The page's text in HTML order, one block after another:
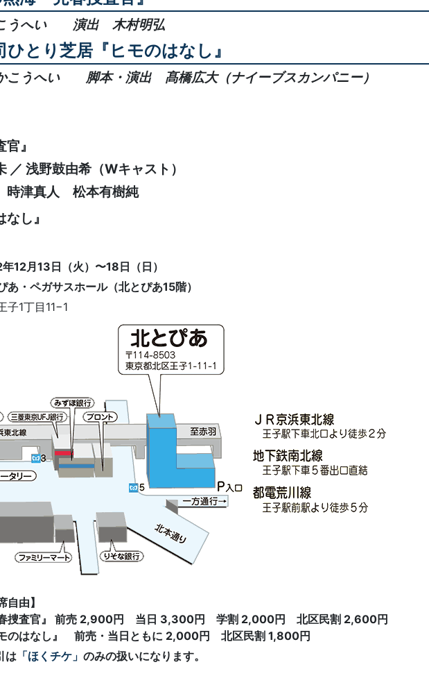
うへい 演出 木村明弘
ひとり芝居『ヒモのはなし』
うへい 脚本・演出 髙橋広大（ナイーブスカンパニー）
官』
／ 浅野鼓由希（Wキャスト）
津真人 松本有樹純
なし』
12月13日（火）〜18日（日）
あ・ペガサスホール（北とぴあ15階）
子1丁目11−1
自由】
官』 前売 2,900円 当日 3,300円 学割 2,000円 北区民割 2,600円
なし』 前売・当日ともに 2,000円 北区民割 1,800円
は 「ほくチケ」 のみの扱いになります。